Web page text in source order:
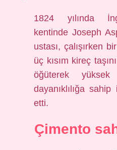
1824 yılında
kentinde Joseph
ustası, çalışırken
üç kısım kireç
öğüterek
dayanıklılığa
etti.
Çimento